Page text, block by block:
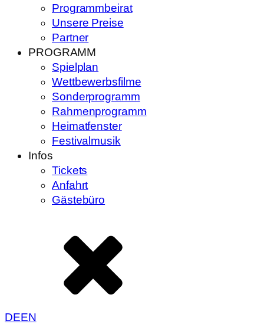
Programmbeirat
Unsere Preise
Partner
PROGRAMM
Spielplan
Wettbewerbsfilme
Sonderprogramm
Rahmenprogramm
Heimatfenster
Festivalmusik
Infos
Tickets
Anfahrt
Gästebüro
DEEN